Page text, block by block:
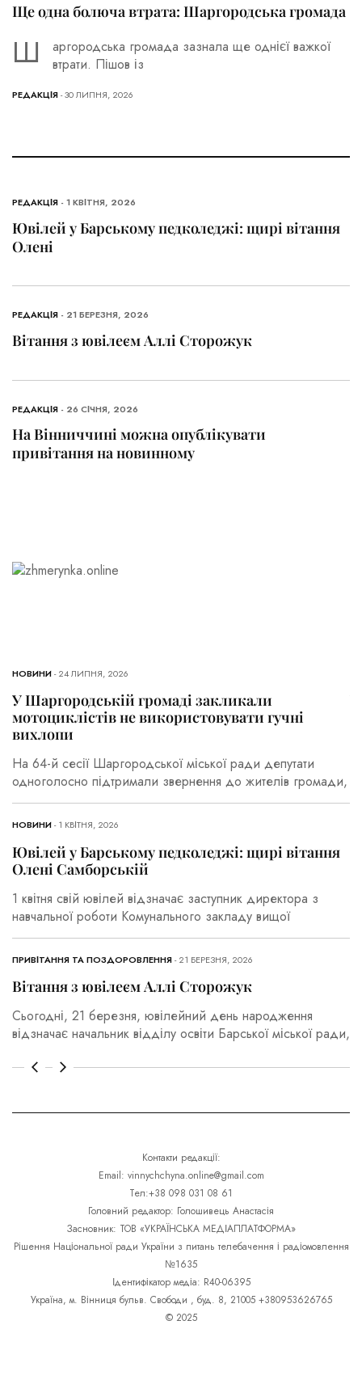
Ще одна болюча втрата: Шаргородська громада
Ш
аргородська громада зазнала ще однієї важкої
втрати. Пішов із
РЕДАКЦІЯ- 30 ЛИПНЯ, 2026
РЕДАКЦІЯ - 1 КВІТНЯ, 2026
Ювілей у Барському педколеджі: щирі вітання
Олені
РЕДАКЦІЯ - 21 БЕРЕЗНЯ, 2026
Вітання з ювілеєм Аллі Сторожук
РЕДАКЦІЯ - 26 СІЧНЯ, 2026
На Вінниччині можна опублікувати
привітання на новинному
НОВИНИ- 24 ЛИПНЯ, 2026
У Шаргородській громаді закликали
мотоциклістів не використовувати гучні
вихлопи
На 64-й сесії Шаргородської міської ради депутати
одноголосно підтримали звернення до жителів громади,
НОВИНИ- 1 КВІТНЯ, 2026
Ювілей у Барському педколеджі: щирі вітання
Олені Самборській
1 квітня свій ювілей відзначає заступник директора з
навчальної роботи Комунального закладу вищої
ПРИВІТАННЯ ТА ПОЗДОРОВЛЕННЯ- 21 БЕРЕЗНЯ, 2026
Вітання з ювілеєм Аллі Сторожук
Сьогодні, 21 березня, ювілейний день народження
відзначає начальник відділу освіти Барської міської ради,
Контакти редакції:
Email: vinnychchyna.online@gmail.com
Тел:+38 098 031 08 61
Головний редактор: Голошивець Анастасія
Засновник: ТОВ «УКРАЇНСЬКА МЕДІАПЛАТФОРМА»
Рішення Національної ради України з питань телебачення і радіомовлення
№1635
Ідентифікатор медіа: R40-06395
Україна, м. Вінниця бульв. Свободи , буд. 8, 21005 +380953626765
© 2025